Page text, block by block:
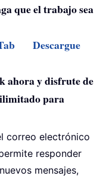
que el trabajo sea
Descargue
ahora y disfrute de
ilimitado para
correo electrónico
responder
mensajes,